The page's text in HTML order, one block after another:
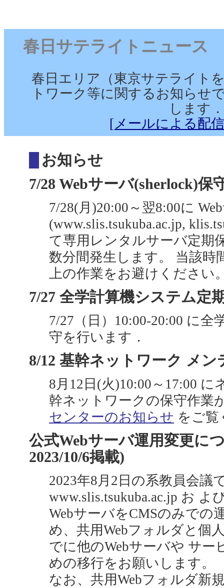
春日サテライトニュース
春日エリア（東京サテライト
トワーク等に関するお知らせ
します．
[メールによる配
お知らせ
7/28 Webサーバ(sherlock)保
7/28(月)20:00～翌8:00に
(www.slis.tsukuba.ac.jp,
て専用レンタルサーバ定期
数分間発生します。 当該時
上の作業をお避けください
7/27 全学計算機システム定
7/27（日）10:00-20:00 に
守を行います．
8/12 基幹ネットワーク メン
8月12日(火)10:00～17:00
幹ネットワークの保守作業
センターのお知らせ をご覧
公式Webサーバ運用変更に
2023/10/6掲載)
2023年8月2日の系教員会議
www.slis.tsukuba.ac.jp お よ
WebサーバをCMSのみでの
め、共用Webフォルダと個
でに他のWebサーバや サ
めの移行をお願いします。
なお、共用Webフォルダ新